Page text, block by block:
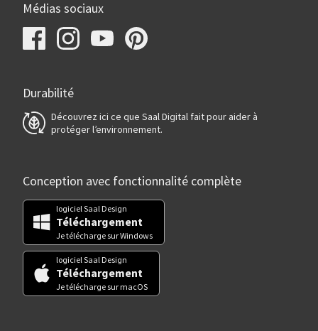
Médias sociaux
Durabilité
Découvrez ici ce que Saal Digital fait pour aider à
protéger l’environnement.
Conception avec fonctionnalité complète
logiciel Saal Design
Téléchargement
Je télécharge sur Windows
logiciel Saal Design
Téléchargement
Je télécharge sur macOS